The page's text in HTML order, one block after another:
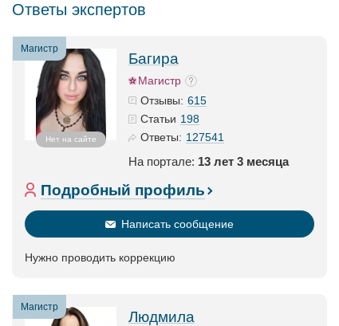
Ответы экспертов
Магистр
Нет на сайте
Багира
Магистр
Отзывы: 615
Статьи 198
Ответы: 127541
На портале: 13 лет 3 месяца
Подробный профиль
Написать сообщение
Нужно проводить коррекцию
Магистр
Людмила